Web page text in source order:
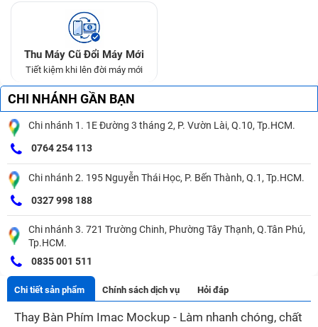
Thu Máy Cũ Đổi Máy Mới
Tiết kiệm khi lên đời máy mới
CHI NHÁNH GẦN BẠN
Chi nhánh 1. 1E Đường 3 tháng 2, P. Vườn Lài, Q.10, Tp.HCM.
0764 254 113
Chi nhánh 2. 195 Nguyễn Thái Học, P. Bến Thành, Q.1, Tp.HCM.
0327 998 188
Chi nhánh 3. 721 Trường Chinh, Phường Tây Thạnh, Q.Tân Phú,
Tp.HCM.
0835 001 511
Chi tiết sản phẩm Chính sách dịch vụ Hỏi đáp
Thay Bàn Phím Imac Mockup - Làm nhanh chóng, chất